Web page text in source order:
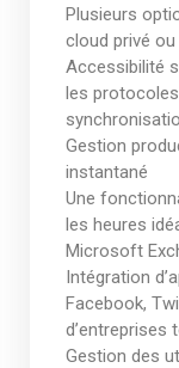
Plusieurs
cloud privé ou
Accessibilité
les protocoles
Gestion
instantané
Une
les heures
Microsoft
Intégration
Facebook,
d’entreprises
Gestion des